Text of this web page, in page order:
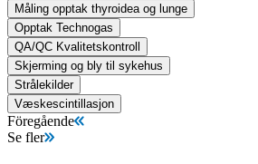
Måling opptak thyroidea og lunge
Opptak Technogas
QA/QC Kvalitetskontroll
Skjerming og bly til sykehus
Strålekilder
Væskescintillasjon
Föregående
Se fler